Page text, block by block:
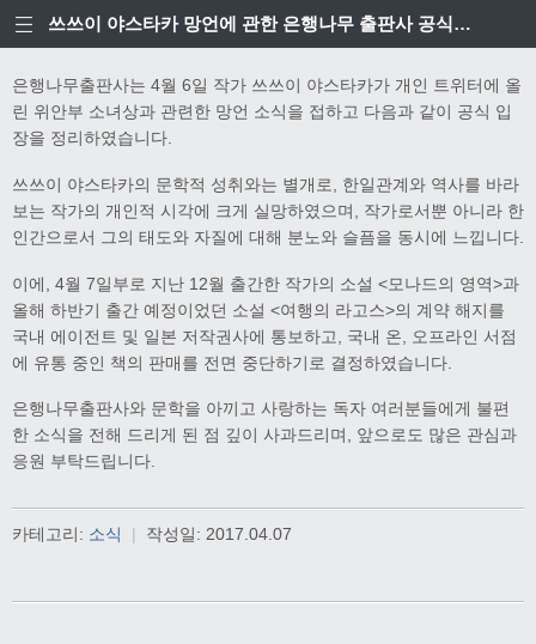
쓰쓰이 야스타카 망언에 관한 은행나무 출판사 공식입장
은행나무출판사는 4월 6일 작가 쓰쓰이 야스타카가 개인 트위터에 올
린 위안부 소녀상과 관련한 망언 소식을 접하고 다음과 같이 공식 입
장을 정리하였습니다.
쓰쓰이 야스타카의 문학적 성취와는 별개로, 한일관계와 역사를 바라
보는 작가의 개인적 시각에 크게 실망하였으며, 작가로서뿐 아니라 한
인간으로서 그의 태도와 자질에 대해 분노와 슬픔을 동시에 느낍니다.
이에, 4월 7일부로 지난 12월 출간한 작가의 소설 <모나드의 영역>과
올해 하반기 출간 예정이었던 소설 <여행의 라고스>의 계약 해지를
국내 에이전트 및 일본 저작권사에 통보하고, 국내 온, 오프라인 서점
에 유통 중인 책의 판매를 전면 중단하기로 결정하였습니다.
은행나무출판사와 문학을 아끼고 사랑하는 독자 여러분들에게 불편
한 소식을 전해 드리게 된 점 깊이 사과드리며, 앞으로도 많은 관심과
응원 부탁드립니다.
카테고리: 소식 | 작성일: 2017.04.07